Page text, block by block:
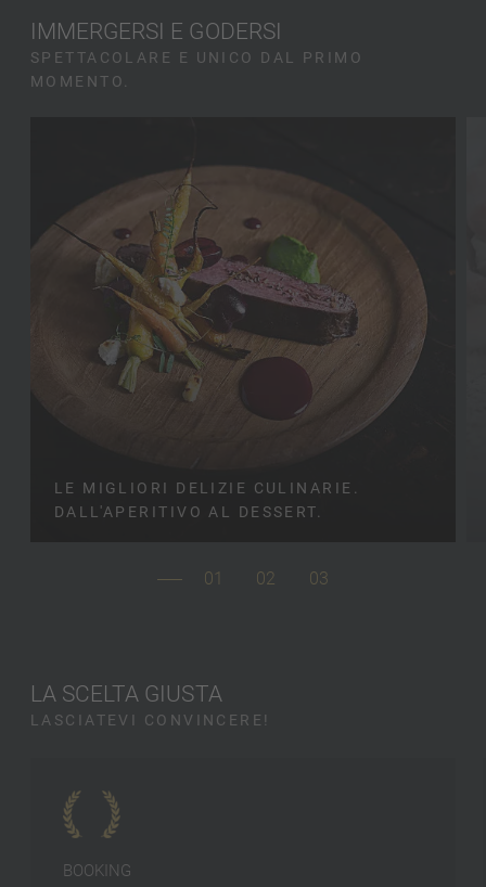
IMMERGERSI E GODERSI
SPETTACOLARE E UNICO DAL PRIMO
MOMENTO.
LE MIGLIORI DELIZIE CULINARIE.
DALL'APERITIVO AL DESSERT.
01 02 03
LA SCELTA GIUSTA
LASCIATEVI CONVINCERE!
BOOKING